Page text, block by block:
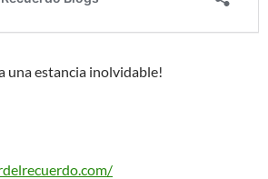
una estancia inolvidable!